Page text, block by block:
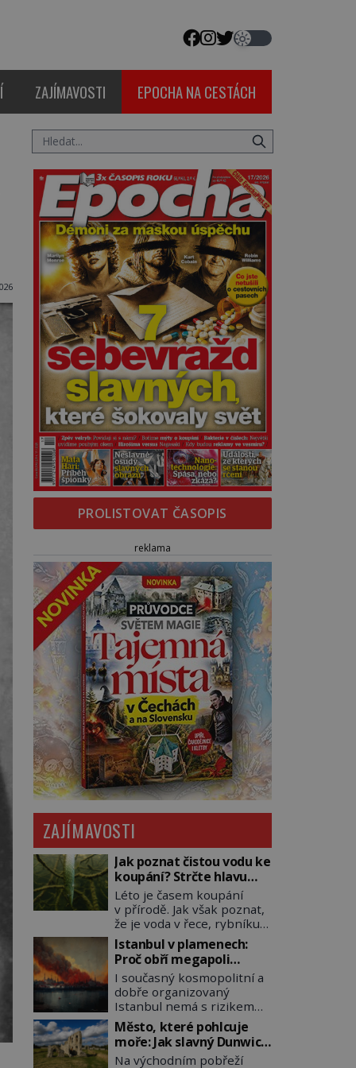
ZAJÍMAVOSTI EPOCHA NA CESTÁCH
PROLISTOVAT ČASOPIS
reklama
ZAJÍMAVOSTI
Jak poznat čistou vodu ke
koupání? Strčte hlavu
pod hladinu!
Léto je časem koupání
v přírodě. Jak však poznat,
že je voda v řece, rybníku,
jezeře čistá? Jistě, máte
možnost využít informace
hygieniků či podrobit
křížovému výslechu
provozovatele přírodního
koupaliště. Existuje ale
ještě jiná alternativa. Jaká?
Podívat se pod hladinu a
zjistit, kdo si onu
Istanbul v plamenech:
Proč obří megapoli
ohrožují měsíce
smaženého lilku?
I současný kosmopolitní a
dobře organizovaný
Istanbul nemá s rizikem
požárů nikdy vyhráno. Jen
těžko si tak člověk dokáže
představit, jaká požární
rizika skrýval Istanbul časů
Město, které pohlcuje
moře: Jak slavný Dunwich
mizí pod hladinou
Na východním pobřeží